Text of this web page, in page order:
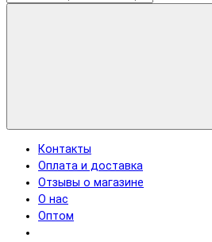
Контакты
Оплата и доставка
Отзывы о магазине
О нас
Оптом